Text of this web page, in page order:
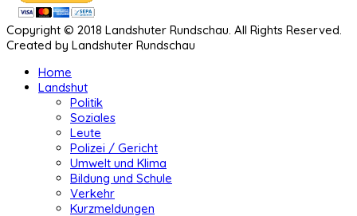
Copyright © 2018 Landshuter Rundschau. All Rights Reserved.
Created by Landshuter Rundschau
Home
Landshut
Politik
Soziales
Leute
Polizei / Gericht
Umwelt und Klima
Bildung und Schule
Verkehr
Kurzmeldungen